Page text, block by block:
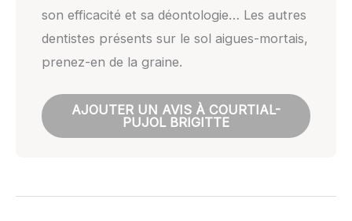
son efficacité et sa déontologie… Les autres
dentistes présents sur le sol aigues-mortais,
prenez-en de la graine.
AJOUTER UN AVIS À COURTIAL-
PUJOL BRIGITTE